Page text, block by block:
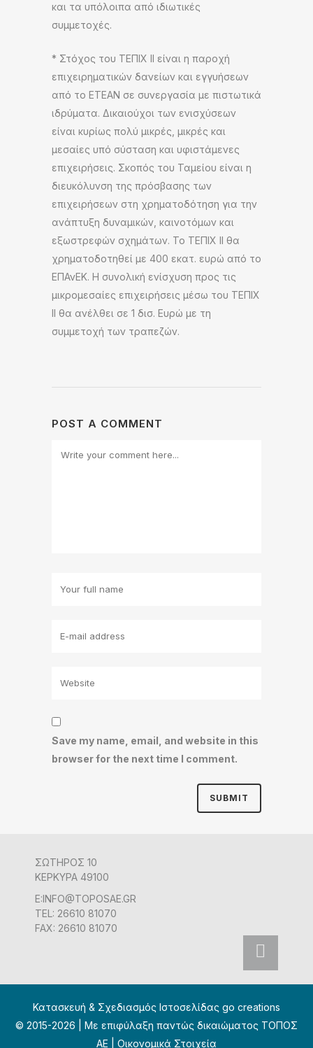
και τα υπόλοιπα από ιδιωτικές
συμμετοχές.
* Στόχος του ΤΕΠΙΧ ΙΙ είναι η παροχή
επιχειρηματικών δανείων και εγγυήσεων
από το ΕΤΕΑΝ σε συνεργασία με πιστωτικά
ιδρύματα. Δικαιούχοι των ενισχύσεων
είναι κυρίως πολύ μικρές, μικρές και
μεσαίες υπό σύσταση και υφιστάμενες
επιχειρήσεις. Σκοπός του Ταμείου είναι η
διευκόλυνση της πρόσβασης των
επιχειρήσεων στη χρηματοδότηση για την
ανάπτυξη δυναμικών, καινοτόμων και
εξωστρεφών σχημάτων. Το ΤΕΠΙΧ ΙΙ θα
χρηματοδοτηθεί με 400 εκατ. ευρώ από το
ΕΠΑνΕΚ. Η συνολική ενίσχυση προς τις
μικρομεσαίες επιχειρήσεις μέσω του ΤΕΠΙΧ
ΙΙ θα ανέλθει σε 1 δισ. Ευρώ με τη
συμμετοχή των τραπεζών.
POST A COMMENT
Save my name, email, and website in this
browser for the next time I comment.
ΣΩΤΗΡΟΣ 10
ΚΕΡΚΥΡΑ 49100
E:INFO@TOPOSAE.GR
TEL: 26610 81070
FAX: 26610 81070
Κατασκευή & Σχεδιασμός Ιστοσελίδας go creations
© 2015-2026 | Με επιφύλαξη παντώς δικαιώματος ΤΟΠΟΣ
ΑΕ | Οικονομικά Στοιχεία